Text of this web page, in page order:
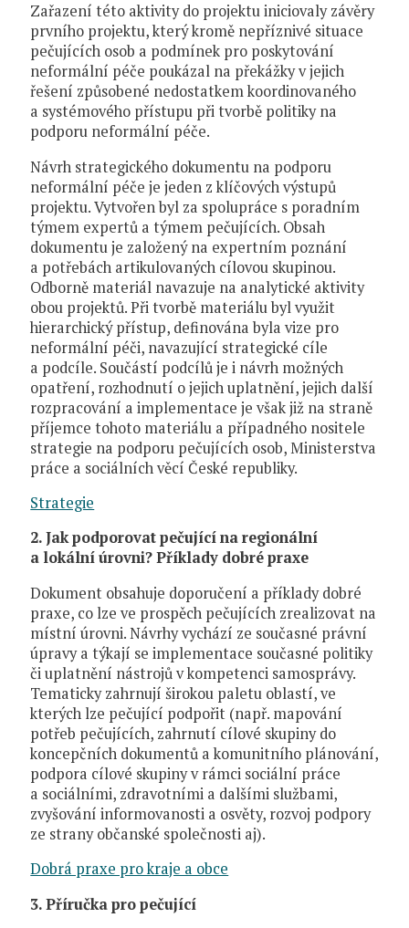
Zařazení této aktivity do projektu iniciovaly závěry
prvního projektu, který kromě nepříznivé situace
pečujících osob a podmínek pro poskytování
neformální péče poukázal na překážky v jejich
řešení způsobené nedostatkem koordinovaného
a systémového přístupu při tvorbě politiky na
podporu neformální péče.
Návrh strategického dokumentu na podporu
neformální péče je jeden z klíčových výstupů
projektu. Vytvořen byl za spolupráce s poradním
týmem expertů a týmem pečujících. Obsah
dokumentu je založený na expertním poznání
a potřebách artikulovaných cílovou skupinou.
Odborně materiál navazuje na analytické aktivity
obou projektů. Při tvorbě materiálu byl využit
hierarchický přístup, definována byla vize pro
neformální péči, navazující strategické cíle
a podcíle. Součástí podcílů je i návrh možných
opatření, rozhodnutí o jejich uplatnění, jejich další
rozpracování a implementace je však již na straně
příjemce tohoto materiálu a případného nositele
strategie na podporu pečujících osob, Ministerstva
práce a sociálních věcí České republiky.
Strategie
2. Jak podporovat pečující na regionální
a lokální úrovni? Příklady dobré praxe
Dokument obsahuje doporučení a příklady dobré
praxe, co lze ve prospěch pečujících zrealizovat na
místní úrovni. Návrhy vychází ze současné právní
úpravy a týkají se implementace současné politiky
či uplatnění nástrojů v kompetenci samosprávy.
Tematicky zahrnují širokou paletu oblastí, ve
kterých lze pečující podpořit (např. mapování
potřeb pečujících, zahrnutí cílové skupiny do
koncepčních dokumentů a komunitního plánování,
podpora cílové skupiny v rámci sociální práce
a sociálními, zdravotními a dalšími službami,
zvyšování informovanosti a osvěty, rozvoj podpory
ze strany občanské společnosti aj).
Dobrá praxe pro kraje a obce
3. Příručka pro pečující